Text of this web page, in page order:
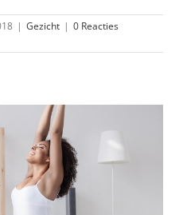
| Gezicht | 0 Reacties